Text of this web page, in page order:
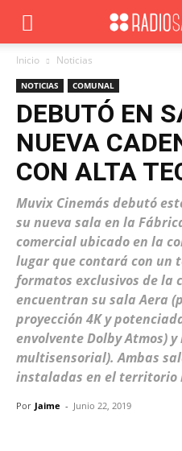
Inicio Noticias
NOTICIAS COMUNAL
DEBUTÓ EN
NUEVA
CON ALTA
Muvix Cinemás debutó
su nueva sala en la
comercial ubicado en la
lugar que contará con un
formatos exclusivos de la
encuentran su sala Aera
proyección 4K y
envolvente Dolby Atmos)
multisensorial). Ambas
instaladas en el territorio
Por Jaime - Junio 22, 2019